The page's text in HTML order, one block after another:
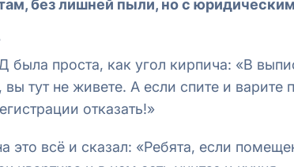
без лишней пыли, но с
была проста, как угол кирпича: «В
вы тут не живете. А если спите и
отказать!»
это всё и сказал: «Ребята, если